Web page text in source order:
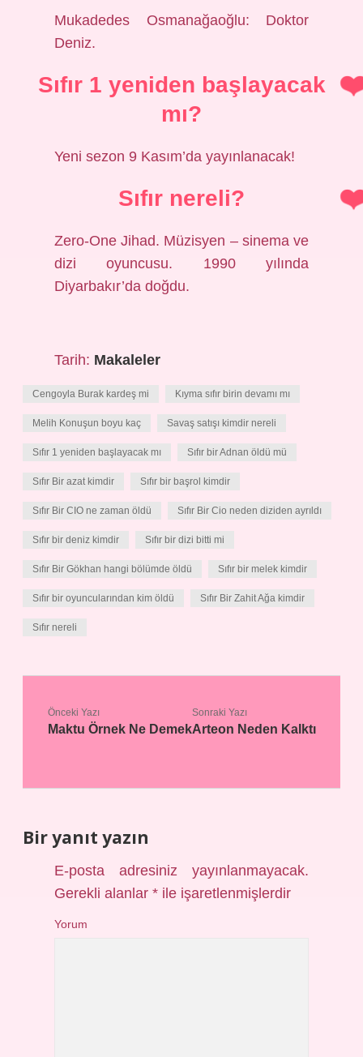
Mukadedes Osmanağaoğlu: Doktor
Deniz.
Sıfır 1 yeniden başlayacak
mı?
Yeni sezon 9 Kasım’da yayınlanacak!
Sıfır nereli?
Zero-One Jihad. Müzisyen – sinema ve
dizi oyuncusu. 1990 yılında
Diyarbakır’da doğdu.
Tarih: Makaleler
Cengoyla Burak kardeş mi Kıyma sıfır birin devamı mı
Melih Konuşun boyu kaç Savaş satışı kimdir nereli
Sıfır 1 yeniden başlayacak mı Sıfır bir Adnan öldü mü
Sıfır Bir azat kimdir Sıfır bir başrol kimdir
Sıfır Bir CIO ne zaman öldü Sıfır Bir Cio neden diziden ayrıldı
Sıfır bir deniz kimdir Sıfır bir dizi bitti mi
Sıfır Bir Gökhan hangi bölümde öldü Sıfır bir melek kimdir
Sıfır bir oyuncularından kim öldü Sıfır Bir Zahit Ağa kimdir
Sıfır nereli
Önceki Yazı
Maktu Örnek Ne Demek
Sonraki Yazı
Arteon Neden Kalktı
Bir yanıt yazın
E-posta adresiniz yayınlanmayacak.
Gerekli alanlar* ile işaretlenmişlerdir
Yorum